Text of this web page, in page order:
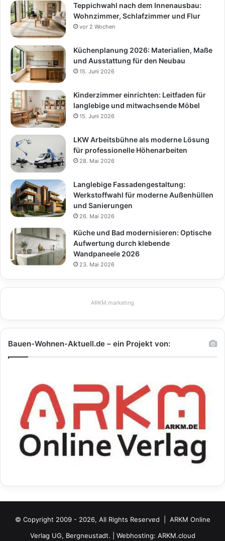
Teppichwahl nach dem Innenausbau:
Wohnzimmer, Schlafzimmer und Flur
vor 2 Wochen
Küchenplanung 2026: Materialien, Maße
und Ausstattung für den Neubau
15. Juni 2026
Kinderzimmer einrichten: Leitfaden für
langlebige und mitwachsende Möbel
15. Juni 2026
LKW Arbeitsbühne als moderne Lösung
für professionelle Höhenarbeiten
28. Mai 2026
Langlebige Fassadengestaltung:
Werkstoffwahl für moderne Außenhüllen
und Sanierungen
26. Mai 2026
Küche und Bad modernisieren: Optische
Aufwertung durch klebende
Wandpaneele 2026
23. Mai 2026
ARKM.marketing
Bauen-Wohnen-Aktuell.de – ein Projekt von:
© Copyright 2009 - 2026, All Rights Reserved | ARKM Online
Verlag UG, Bergneustadt. | Webhosting: ARKM.cloud